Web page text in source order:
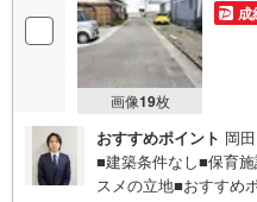
画像19枚
成
おすすめポイント 岡田
■建築条件なし■保育
スメの立地■おすすめ